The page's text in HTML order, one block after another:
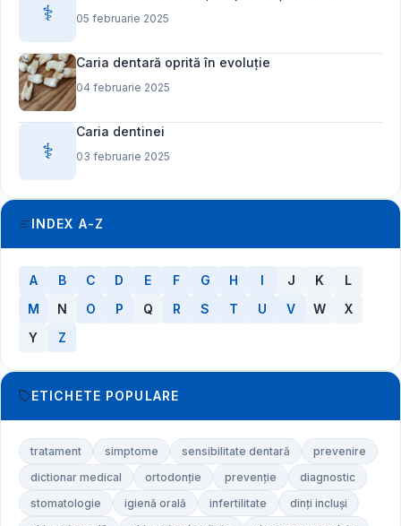
⚕️ 05 februarie 2025
Caria dentară oprită în evoluție
04 februarie 2025
⚕️
Caria dentinei
03 februarie 2025
INDEX A-Z
A B C D E F G H I J K
L
M
N O P Q R S T U V W
X
Y
Z
ETICHETE POPULARE
tratament simptome sensibilitate dentară
prevenire
dictionar medical
ortodonție prevenție
diagnostic
stomatologie
igienă orală infertilitate
dinți incluși